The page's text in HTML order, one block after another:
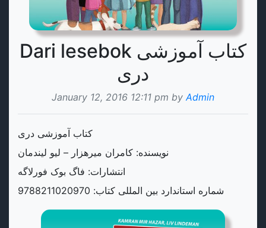
Dari lesebok کتاب آموزشی
دری
January 12, 2016 12:11 pm byAdmin
کتاب آموزشی دری
نویسنده: کامران میرهزار – لیو لیندمان
انتشارات: فاگ بوک فورلاگه
شماره استاندارد بین المللی کتاب: 9788211020970